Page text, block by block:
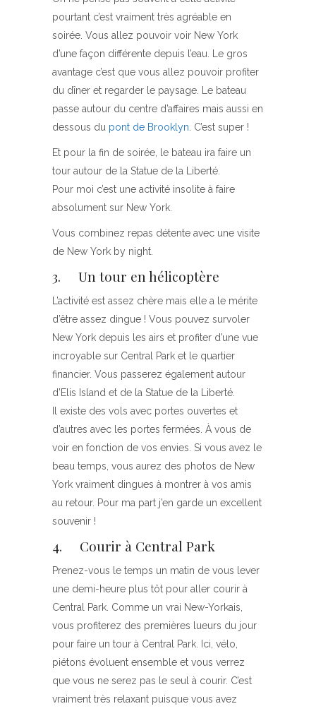
pourtant c’est vraiment très agréable en
soirée. Vous allez pouvoir voir New York
d’une façon différente depuis l’eau. Le gros
avantage c’est que vous allez pouvoir profiter
du dîner et regarder le paysage. Le bateau
passe autour du centre d’affaires mais aussi en
dessous du pont de Brooklyn . C’est super !
Et pour la fin de soirée, le bateau ira faire un
tour autour de la Statue de la Liberté.
Pour moi c’est une activité insolite à faire
absolument sur New York.
Vous combinez repas détente avec une visite
de New York by night.
3. Un tour en hélicoptère
L’activité est assez chère mais elle a le mérite
d’être assez dingue ! Vous pouvez survoler
New York depuis les airs et profiter d’une vue
incroyable sur Central Park et le quartier
financier. Vous passerez également autour
d’Elis Island et de la Statue de la Liberté.
Il existe des vols avec portes ouvertes et
d’autres avec les portes fermées. À vous de
voir en fonction de vos envies. Si vous avez le
beau temps, vous aurez des photos de New
York vraiment dingues à montrer à vos amis
au retour. Pour ma part j’en garde un excellent
souvenir !
4. Courir à Central Park
Prenez-vous le temps un matin de vous lever
une demi-heure plus tôt pour aller courir à
Central Park. Comme un vrai New-Yorkais,
vous profiterez des premières lueurs du jour
pour faire un tour à Central Park. Ici, vélo,
piétons évoluent ensemble et vous verrez
que vous ne serez pas le seul à courir. C’est
vraiment très relaxant puisque vous avez